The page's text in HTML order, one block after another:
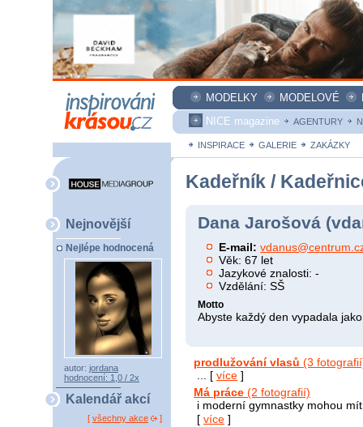
MODELKY MODELOVÉ
NICE magazine
AGENTURY
INSPIRACE GALERIE ZAKÁZKY
Nejnovější
Nejlépe hodnocená
autor: jordana
hodnocení: 1,0 / 2x
Kalendář akcí
[ všechny akce ]
Kadeřník /
Dana Jarošová
E-mail:
Věk: 67 let
Jazykové znalosti: -
Vzdělání: SŠ
Motto
Abyste každý den vypadala
prodlužování vlasů (3
... [ více ]
Má práce (2 fotografií)
i moderní gymnastky mohou
[ více ]